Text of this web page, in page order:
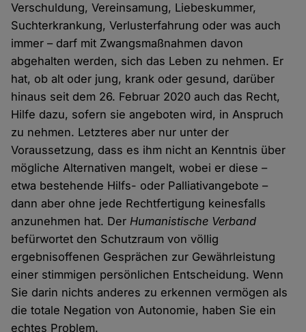
Verschuldung, Vereinsamung, Liebeskummer,
Suchterkrankung, Verlusterfahrung oder was auch
immer – darf mit Zwangsmaßnahmen davon
abgehalten werden, sich das Leben zu nehmen. Er
hat, ob alt oder jung, krank oder gesund, darüber
hinaus seit dem 26. Februar 2020 auch das Recht,
Hilfe dazu, sofern sie angeboten wird, in Anspruch
zu nehmen. Letzteres aber nur unter der
Voraussetzung, dass es ihm nicht an Kenntnis über
mögliche Alternativen mangelt, wobei er diese –
etwa bestehende Hilfs- oder Palliativangebote –
dann aber ohne jede Rechtfertigung keinesfalls
anzunehmen hat. DerHumanistische Verband
befürwortet den Schutzraum von völlig
ergebnisoffenen Gesprächen zur Gewährleistung
einer stimmigen persönlichen Entscheidung. Wenn
Sie darin nichts anderes zu erkennen vermögen als
die totale Negation von Autonomie, haben Sie ein
echtes Problem.